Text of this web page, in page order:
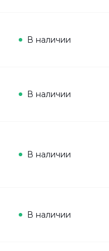
В наличии
В наличии
В наличии
В наличии